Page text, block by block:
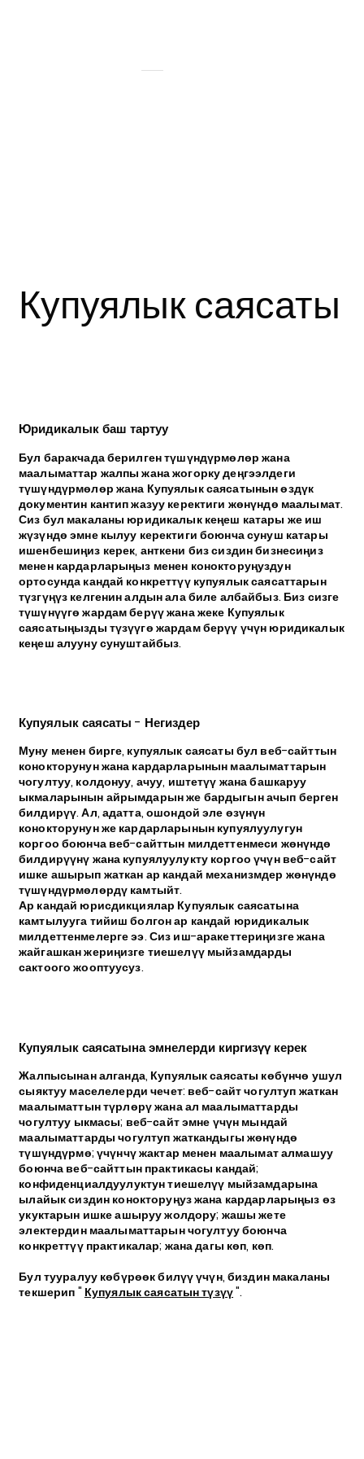
Купуялык саясаты
Юридикалык баш тартуу
Бул баракчада берилген түшүндүрмөлөр жана
маалыматтар жалпы жана жогорку деңгээлдеги
түшүндүрмөлөр жана Купуялык саясатынын өздүк
документин кантип жазуу керектиги жөнүндө маалымат.
Сиз бул макаланы юридикалык кеңеш катары же иш
жүзүндө эмне кылуу керектиги боюнча сунуш катары
ишенбешиңиз керек, анткени биз сиздин бизнесиңиз
менен кардарларыңыз менен конокторуңуздун
ортосунда кандай конкреттүү купуялык саясаттарын
түзгүңүз келгенин алдын ала биле албайбыз. Биз сизге
түшүнүүгө жардам берүү жана жеке Купуялык
саясатыңызды түзүүгө жардам берүү үчүн юридикалык
кеңеш алууну сунуштайбыз.
Купуялык саясаты - Негиздер
Муну менен бирге, купуялык саясаты бул веб-сайттын
конокторунун жана кардарларынын маалыматтарын
чогултуу, колдонуу, ачуу, иштетүү жана башкаруу
ыкмаларынын айрымдарын же бардыгын ачып берген
билдирүү. Ал, адатта, ошондой эле өзүнүн
конокторунун же кардарларынын купуялуулугун
коргоо боюнча веб-сайттын милдеттенмеси жөнүндө
билдирүүнү жана купуялуулукту коргоо үчүн веб-сайт
ишке ашырып жаткан ар кандай механизмдер жөнүндө
түшүндүрмөлөрдү камтыйт.
Ар кандай юрисдикциялар Купуялык саясатына
камтылууга тийиш болгон ар кандай юридикалык
милдеттенмелерге ээ. Сиз иш-аракеттериңизге жана
жайгашкан жериңизге тиешелүү мыйзамдарды
сактоого жооптуусуз.
Купуялык саясатына эмнелерди киргизүү керек
Жалпысынан алганда, Купуялык саясаты көбүнчө ушул
сыяктуу маселелерди чечет: веб-сайт чогултуп жаткан
маалыматтын түрлөрү жана ал маалыматтарды
чогултуу ыкмасы; веб-сайт эмне үчүн мындай
маалыматтарды чогултуп жаткандыгы жөнүндө
түшүндүрмө; үчүнчү жактар менен маалымат алмашуу
боюнча веб-сайттын практикасы кандай;
конфиденциалдуулуктун тиешелүү мыйзамдарына
ылайык сиздин конокторуңуз жана кардарларыңыз өз
укуктарын ишке ашыруу жолдору; жашы жете
электердин маалыматтарын чогултуу боюнча
конкреттүү практикалар; жана дагы көп, көп.
Бул тууралуу көбүрөөк билүү үчүн, биздин макаланы
текшерип " Купуялык саясатын түзүү".